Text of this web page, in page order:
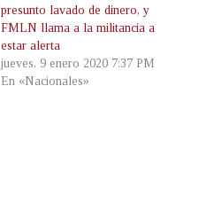
presunto lavado de dinero, y
FMLN llama a la militancia a
estar alerta
jueves, 9 enero 2020 7:37 PM
En «Nacionales»